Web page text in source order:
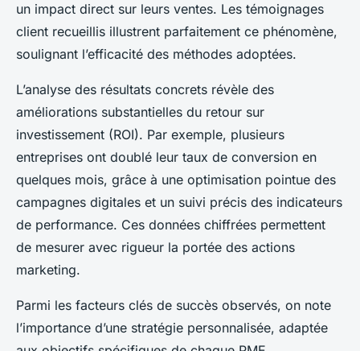
un impact direct sur leurs ventes. Les témoignages
client recueillis illustrent parfaitement ce phénomène,
soulignant l’efficacité des méthodes adoptées.
L’analyse des résultats concrets révèle des
améliorations substantielles du retour sur
investissement (ROI). Par exemple, plusieurs
entreprises ont doublé leur taux de conversion en
quelques mois, grâce à une optimisation pointue des
campagnes digitales et un suivi précis des indicateurs
de performance. Ces données chiffrées permettent
de mesurer avec rigueur la portée des actions
marketing.
Parmi les facteurs clés de succès observés, on note
l’importance d’une stratégie personnalisée, adaptée